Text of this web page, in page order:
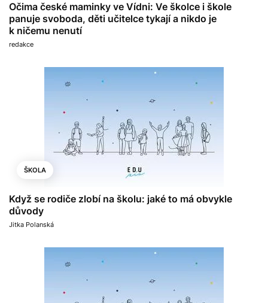
Očima české maminky ve Vídni: Ve školce i škole
panuje svoboda, děti učitelce tykají a nikdo je
k ničemu nenutí
redakce
ŠKOLA
Když se rodiče zlobí na školu: jaké to má obvykle
důvody
Jitka Polanská